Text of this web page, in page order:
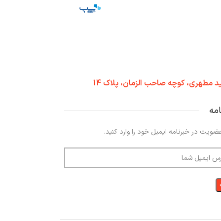
مطهری، کوچه صاحب الزمان، پلاک 14
در خبرنامه ایمیل خود را وارد کنید.